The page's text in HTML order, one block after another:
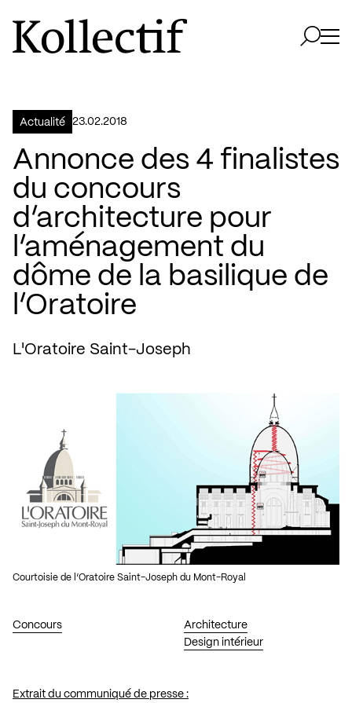
Aller à la page d'accueil
Logo Kollectif
Actualité 23.02.2018
Annonce des 4 finalistes
du concours
d’architecture pour
l’aménagement du
dôme de la basilique de
l’Oratoire
L'Oratoire Saint-Joseph
Concours
Architecture
Design intérieur
Courtoisie de l’Oratoire Saint-Joseph du Mont-Royal
Extrait du communiqué de presse :